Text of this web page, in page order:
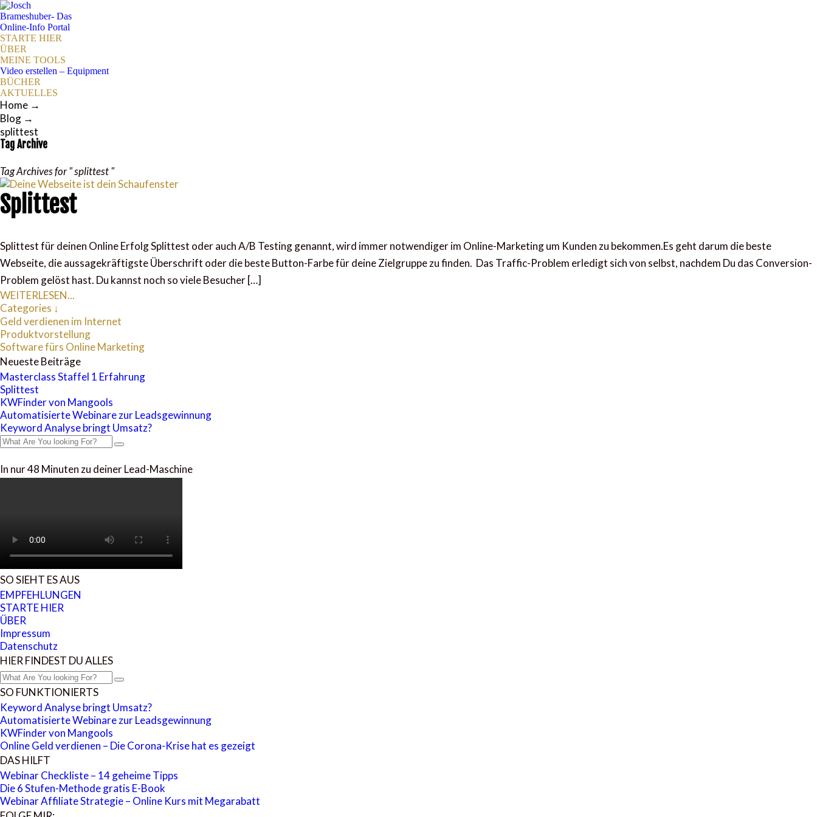
STARTE HIER
ÜBER
MEINE TOOLS
Video erstellen – Equipment
BÜCHER
AKTUELLES
Home →
Blog →
splittest
Tag Archive
Tag Archives for " splittest "
Splittest
Splittest für deinen Online Erfolg Splittest oder auch A/B Testing genannt, wird immer notwendiger im Online-Marketing um Kunden zu bekommen.Es geht darum die beste
Webseite, die aussagekräftigste Überschrift oder die beste Button-Farbe für deine Zielgruppe zu finden. Das Traffic-Problem erledigt sich von selbst, nachdem Du das Conversion-
Problem gelöst hast. Du kannst noch so viele Besucher […]
WEITERLESEN...
Categories ↓
Geld verdienen im Internet
Produktvorstellung
Software fürs Online Marketing
Neueste Beiträge
Masterclass Staffel 1 Erfahrung
Splittest
KWFinder von Mangools
Automatisierte Webinare zur Leadsgewinnung
Keyword Analyse bringt Umsatz?
In nur 48 Minuten zu deiner Lead-Maschine
SO SIEHT ES AUS
EMPFEHLUNGEN
STARTE HIER
ÜBER
Impressum
Datenschutz
HIER FINDEST DU ALLES
SO FUNKTIONIERTS
Keyword Analyse bringt Umsatz?
Automatisierte Webinare zur Leadsgewinnung
KWFinder von Mangools
Online Geld verdienen – Die Corona-Krise hat es gezeigt
DAS HILFT
Webinar Checkliste – 14 geheime Tipps
Die 6 Stufen-Methode gratis E-Book
Webinar Affiliate Strategie – Online Kurs mit Megarabatt